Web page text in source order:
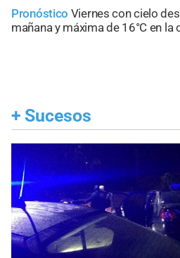
Pronóstico Viernes con cielo
mañana y máxima de 16°C en la
+ Sucesos